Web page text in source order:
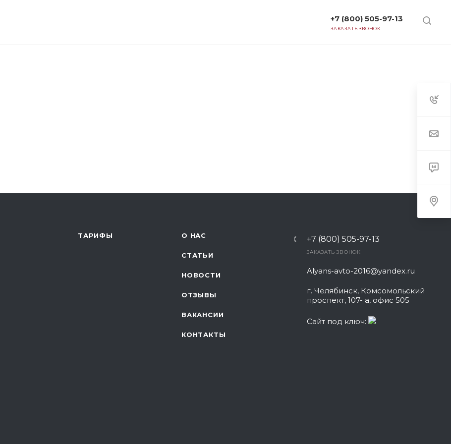
+7 (800) 505-97-13
ЗАКАЗАТЬ ЗВОНОК
ТАРИФЫ О НАС
СТАТЬИ
НОВОСТИ
ОТЗЫВЫ
ВАКАНСИИ
КОНТАКТЫ
+7 (800) 505-97-13
ЗАКАЗАТЬ ЗВОНОК
Alyans-avto-2016@yandex.ru
г. Челябинск, Комсомольский
проспект, 107- а, офис 505
Сайт под ключ: